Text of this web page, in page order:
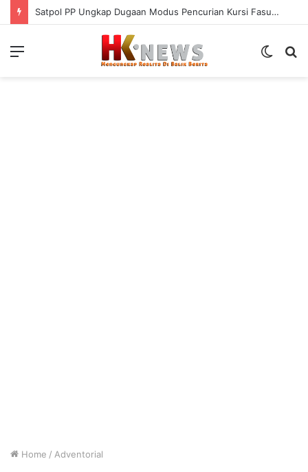
Satpol PP Ungkap Dugaan Modus Pencurian Kursi Fasum Pemkot Surabaya Pakai Ambulans
Menu
Switch
Home / Adventorial